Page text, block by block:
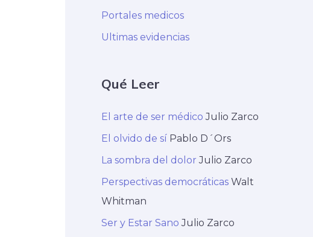
Portales medicos
Ultimas evidencias
Qué Leer
El arte de ser médico Julio Zarco
El olvido de síPablo D´Ors
La sombra del dolor Julio Zarco
Perspectivas democráticasWalt
Whitman
Ser y Estar Sano Julio Zarco